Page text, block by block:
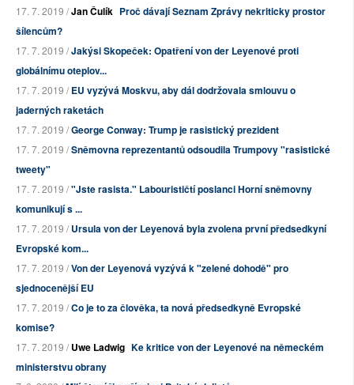
17. 7. 2019 /Jan Čulík Proč dávají Seznam Zprávy nekriticky prostor
šílencům?
17. 7. 2019 /Jakýsi Skopeček: Opatření von der Leyenové proti
globálnímu oteplov...
17. 7. 2019 /EU vyzývá Moskvu, aby dál dodržovala smlouvu o
jaderných raketách
17. 7. 2019 /George Conway: Trump je rasistický prezident
17. 7. 2019 /Sněmovna reprezentantů odsoudila Trumpovy "rasistické
tweety"
17. 7. 2019 /"Jste rasista." Labourističtí poslanci Horní sněmovny
komunikují s ...
17. 7. 2019 /Ursula von der Leyenová byla zvolena první předsedkyní
Evropské kom...
17. 7. 2019 /Von der Leyenová vyzývá k "zelené dohodě" pro
sjednocenější EU
17. 7. 2019 /Co je to za člověka, ta nová předsedkyně Evropské
komise?
17. 7. 2019 /Uwe Ladwig Ke kritice von der Leyenové na německém
ministerstvu obrany